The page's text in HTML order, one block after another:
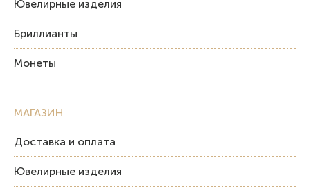
Ювелирные изделия
Бриллианты
Монеты
МАГАЗИН
Доставка и оплата
Ювелирные изделия